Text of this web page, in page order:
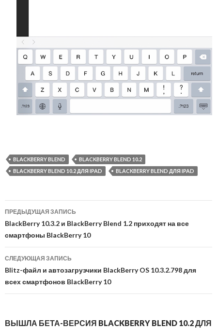
BLACKBERRY BLEND
BLACKBERRY BLEND 10.2
BLACKBERRY BLEND 10.2 ДЛЯ IPAD
BLACKBERRY BLEND ДЛЯ IPAD
Навигация
по
записям
ПРЕДЫДУЩАЯ ЗАПИСЬ
BlackBerry 10.3.2 и BlackBerry Blend 1.2 приходят на все
смартфоны BlackBerry 10
СЛЕДУЮЩАЯ ЗАПИСЬ
Blitz-файл и автозагрузчики BlackBerry OS 10.3.2.798 для
всех смартфонов BlackBerry 10
ВЫШЛА БЕТА-ВЕРСИЯ BLACKBERRY BLEND 10.2 ДЛЯ